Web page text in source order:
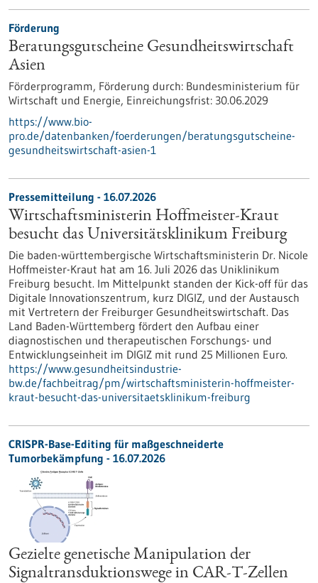
Förderung
Beratungsgutscheine Gesundheitswirtschaft
Asien
Förderprogramm, Förderung durch: Bundesministerium für
Wirtschaft und Energie, Einreichungsfrist: 30.06.2029
https://www.bio-
pro.de/datenbanken/foerderungen/beratungsgutscheine-
gesundheitswirtschaft-asien-1
Pressemitteilung - 16.07.2026
Wirtschaftsministerin Hoffmeister-Kraut
besucht das Universitätsklinikum Freiburg
Die baden-württembergische Wirtschaftsministerin Dr. Nicole
Hoffmeister-Kraut hat am 16. Juli 2026 das Uniklinikum
Freiburg besucht. Im Mittelpunkt standen der Kick-off für das
Digitale Innovationszentrum, kurz DIGIZ, und der Austausch
mit Vertretern der Freiburger Gesundheitswirtschaft. Das
Land Baden-Württemberg fördert den Aufbau einer
diagnostischen und therapeutischen Forschungs- und
Entwicklungseinheit im DIGIZ mit rund 25 Millionen Euro.
https://www.gesundheitsindustrie-
bw.de/fachbeitrag/pm/wirtschaftsministerin-hoffmeister-
kraut-besucht-das-universitaetsklinikum-freiburg
CRISPR-Base-Editing für maßgeschneiderte
Tumorbekämpfung - 16.07.2026
Gezielte genetische Manipulation der
Signaltransduktionswege in CAR-T-Zellen